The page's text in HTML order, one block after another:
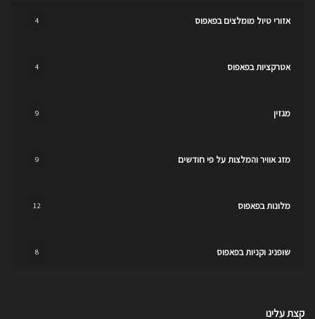
אזורי טיול מומלצים בפאפוס 4
אטרקציות בפאפוס 4
מגזין 9
מזג אוויר והמלצות על פי חודשים 9
מלונות בפאפוס 12
שופניג וקניות בפאפוס 8
קצת עלינו